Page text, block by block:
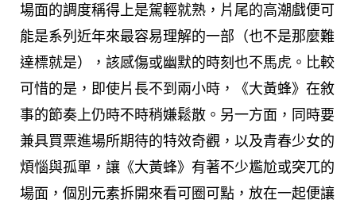
場面的調度稱得上是駕輕就熟，片尾的高潮戲便可
能是系列近年來最容易理解的一部（也不是那麼難
達標就是），該感傷或幽默的時刻也不馬虎。比較
可惜的是，即使片長不到兩小時，《大黃蜂》在敘
事的節奏上仍時不時稍嫌鬆散。另一方面，同時要
兼具買票進場所期待的特效奇觀，以及青春少女的
煩惱與孤單，讓《大黃蜂》有著不少尷尬或突兀的
場面，個別元素拆開來看可圈可點，放在一起便讓